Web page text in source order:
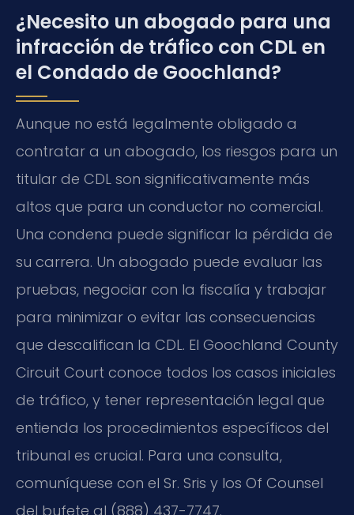
¿Necesito un abogado para una
infracción de tráfico con CDL en
el Condado de Goochland?
Aunque no está legalmente obligado a
contratar a un abogado, los riesgos para un
titular de CDL son significativamente más
altos que para un conductor no comercial.
Una condena puede significar la pérdida de
su carrera. Un abogado puede evaluar las
pruebas, negociar con la fiscalía y trabajar
para minimizar o evitar las consecuencias
que descalifican la CDL. El Goochland County
Circuit Court conoce todos los casos iniciales
de tráfico, y tener representación legal que
entienda los procedimientos específicos del
tribunal es crucial. Para una consulta,
comuníquese con el Sr. Sris y los Of Counsel
del bufete al (888) 437-7747.